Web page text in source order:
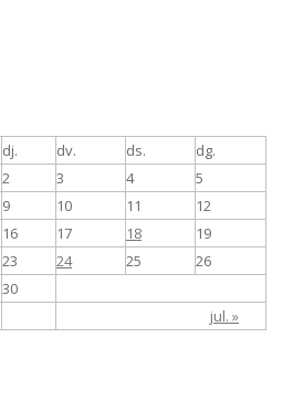
dj. dv. ds. dg.
jul. »
2 3 4
5
9 10 11
12
16 17 18
19
23 24 25
26
30